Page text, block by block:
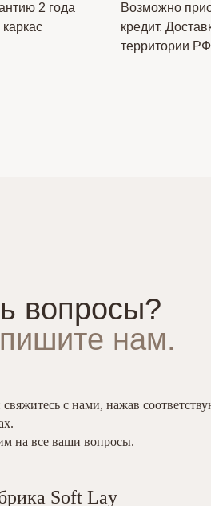
2 года
Возможно
кредит.
территории
вопросы?
нам.
с нами, нажав
на все ваши вопросы.
Soft Lay